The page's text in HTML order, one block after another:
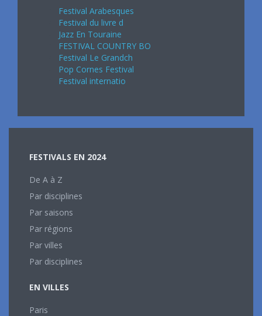
Festival Arabesques
Festival du livre d
Jazz En Touraine
FESTIVAL COUNTRY BO
Festival Le Grandch
Pop Cornes Festival
Festival internatio
FESTIVALS EN 2024
De A à Z
Par disciplines
Par saisons
Par régions
Par villes
Par disciplines
EN VILLES
Paris